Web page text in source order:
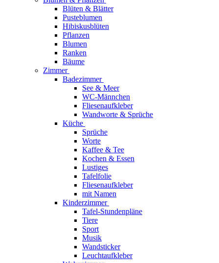
Blüten & Blätter
Pusteblumen
Hibiskusblüten
Pflanzen
Blumen
Ranken
Bäume
Zimmer
Badezimmer
See & Meer
WC-Männchen
Fliesenaufkleber
Wandworte & Sprüche
Küche
Sprüche
Worte
Kaffee & Tee
Kochen & Essen
Lustiges
Tafelfolie
Fliesenaufkleber
mit Namen
Kinderzimmer
Tafel-Stundenpläne
Tiere
Sport
Musik
Wandsticker
Leuchtaufkleber